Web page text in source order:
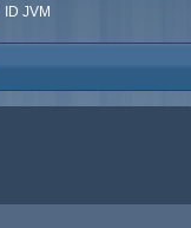
ID JVM